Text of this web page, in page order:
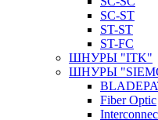
SC-ST
ST-ST
ST-FC
ШНУРЫ "ITK"
ШНУРЫ
Fiber Optic